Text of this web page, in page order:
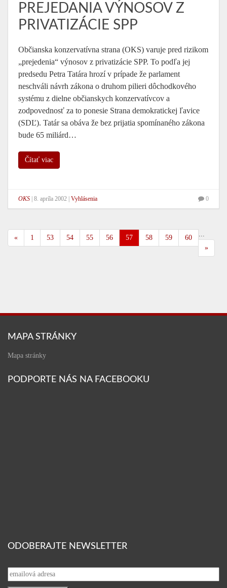
PREJEDANIA VÝNOSOV Z
PRIVATIZÁCIE SPP
Občianska konzervatívna strana (OKS) varuje pred rizikom
„prejedenia“ výnosov z privatizácie SPP. To podľa jej
predsedu Petra Tatára hrozí v prípade že parlament
neschváli návrh zákona o druhom pilieri dôchodkového
systému z dielne občianskych konzervatívcov a
zodpovednosť za to ponesie Strana demokratickej ľavice
(SDĽ). Tatár sa obáva že bez prijatia spomínaného zákona
bude 65 miliárd…
Čítať viac
OKS 8. apríla 2002 Vyhlásenia 0
« 1 ...
53 54 55 56 57 58 59
60
»
MAPA STRÁNKY
Mapa stránky
PODPORTE NÁS NA FACEBOOKU
ODOBERAJTE NEWSLETTER